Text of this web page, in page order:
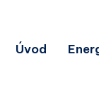
Úvod